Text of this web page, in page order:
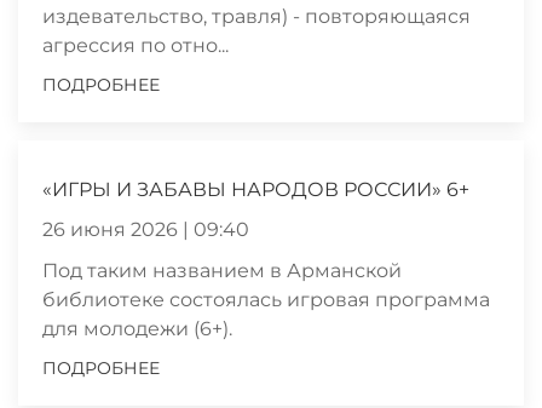
издевательство, травля) - повторяющаяся
агрессия по отно...
ПОДРОБНЕЕ
«ИГРЫ И ЗАБАВЫ НАРОДОВ РОССИИ» 6+
26 июня 2026 | 09:40
Под таким названием в Арманской
библиотеке состоялась игровая программа
для молодежи (6+).
ПОДРОБНЕЕ